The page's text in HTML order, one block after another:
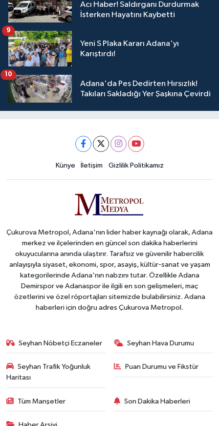
Acı Haber! Saldırganı Durdurmak
İsterken Hayatını Kaybetti
Yeni S Plaka Kararı Adana'yı
Karıştırdı!
9
Adana'da Pes Dedirten Hırsızlık!
Takıları Sakladığı Yer Şaşkına Çevirdi
10
Künye İletişim Gizlilik Politikamız
Çukurova Metropol, Adana'nın lider haber kaynağı olarak, Adana
merkez ve ilçelerinden en güncel son dakika haberlerini
okuyucularına anında ulaştırır. Tarafsız ve güvenilir habercilik
anlayışıyla siyaset, ekonomi, spor, asayiş, kültür-sanat ve yaşam
kategorilerinde Adana'nın nabzını tutar. Özellikle Adana
Demirspor ve Adanaspor ile ilgili en son gelişmeleri, maç
özetlerini ve özel röportajları sitemizde bulabilirsiniz. Adana
haberleri için doğru adres Çukurova Metropol.
Seyhan Nöbetçi Eczaneler Seyhan Hava Durumu
Seyhan Trafik Yoğunluk
Haritası
Puan Durumu ve Fikstür
Tüm Manşetler Son Dakika Haberleri